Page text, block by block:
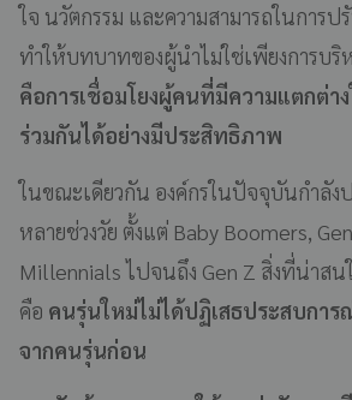
ใจ นวัตกรรม และความสามารถในการป
ทำให้บทบาทของผู้นำไม่ใช่เพียงการบริ
คือการเชื่อมโยงผู้คนที่มีความแตกต่า
ร่วมกันได้อย่างมีประสิทธิภาพ
ในขณะเดียวกัน องค์กรในปัจจุบันกำลัง
หลายช่วงวัย ตั้งแต่ Baby Boomers,
Millennials ไปจนถึง Gen Z สิ่งที่น่าสน
คือ คนรุ่นใหม่ไม่ได้ปฏิเสธประสบกา
จากคนรุ่นก่อน